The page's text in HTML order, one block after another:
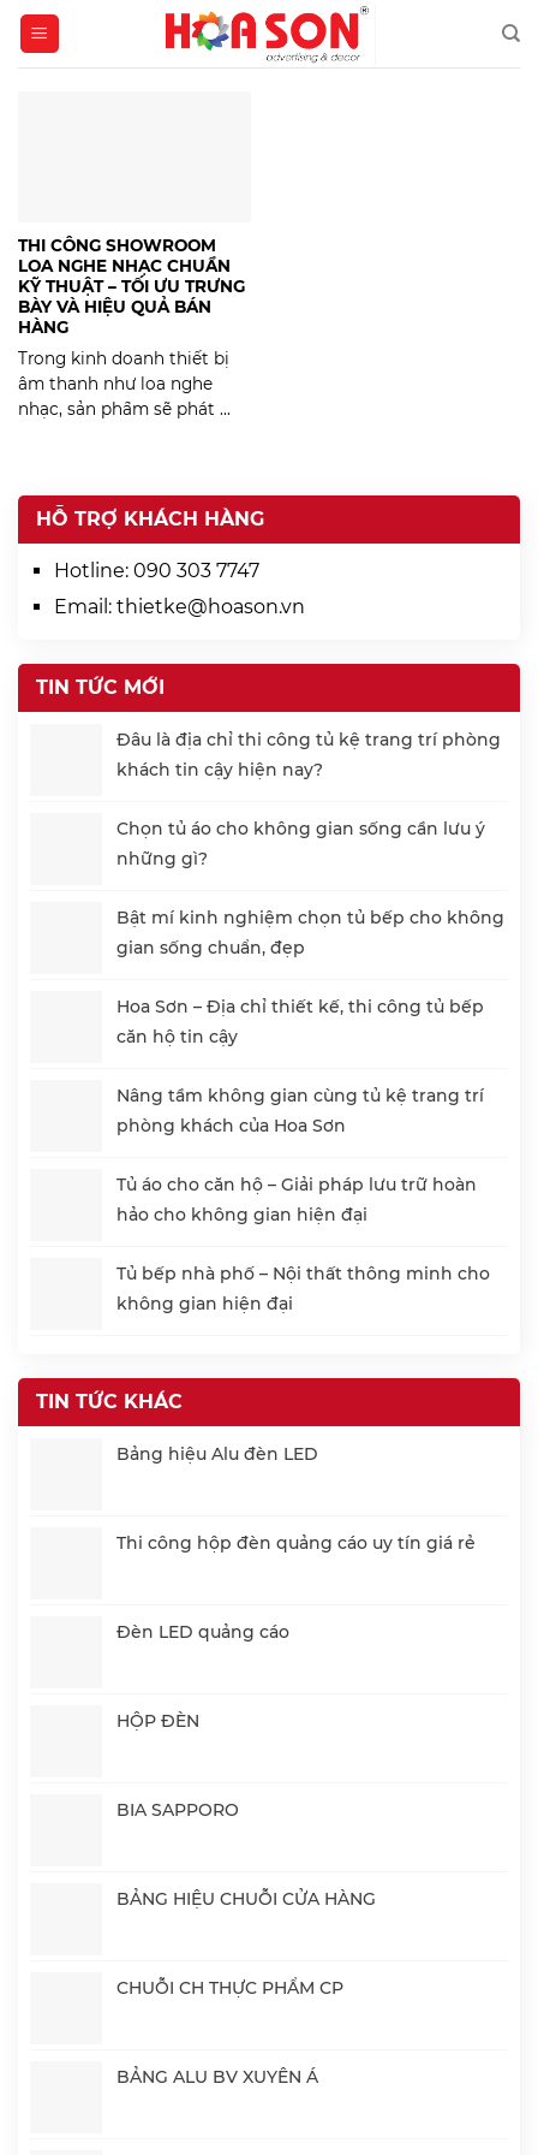
Skip
content
THI CÔNG SHOWROOM
LOA NGHE NHẠC CHUẨN
KỸ THUẬT – TỐI ƯU TRƯNG
BÀY VÀ HIỆU QUẢ BÁN
HÀNG
Trong kinh doanh thiết bị
âm thanh như loa nghe
nhạc, sản phẩm sẽ phát ...
HỖ TRỢ KHÁCH HÀNG
Hotline: 090 303 7747
Email: thietke@hoason.vn
TIN TỨC MỚI
Đâu là địa chỉ thi công tủ kệ trang trí phòng
khách tin cậy hiện nay?
Chọn tủ áo cho không gian sống cần lưu ý
những gì?
Bật mí kinh nghiệm chọn tủ bếp cho không
gian sống chuẩn, đẹp
Hoa Sơn – Địa chỉ thiết kế, thi công tủ bếp
căn hộ tin cậy
Nâng tầm không gian cùng tủ kệ trang trí
phòng khách của Hoa Sơn
Tủ áo cho căn hộ – Giải pháp lưu trữ hoàn
hảo cho không gian hiện đại
Tủ bếp nhà phố – Nội thất thông minh cho
không gian hiện đại
TIN TỨC KHÁC
Bảng hiệu Alu đèn LED
Thi công hộp đèn quảng cáo uy tín giá rẻ
Đèn LED quảng cáo
HỘP ĐÈN
BIA SAPPORO
BẢNG HIỆU CHUỖI CỬA HÀNG
CHUỖI CH THỰC PHẨM CP
BẢNG ALU BV XUYÊN Á